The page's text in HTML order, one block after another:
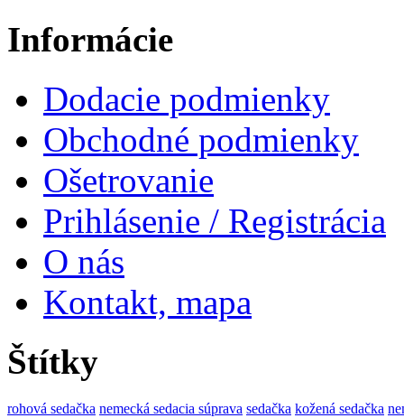
Informácie
Dodacie podmienky
Obchodné podmienky
Ošetrovanie
Prihlásenie / Registrácia
O nás
Kontakt, mapa
Štítky
rohová sedačka nemecká sedacia súprava sedačka kožená sedačka